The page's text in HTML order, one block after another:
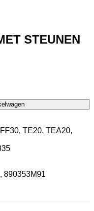
STEUNEN
MET STEUNEN. aantal
TE20, TEA20,
890353M91